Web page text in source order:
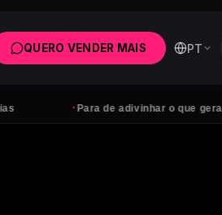
Para de adivinhar o que gera pedidos
QUERO VENDER MAIS PT